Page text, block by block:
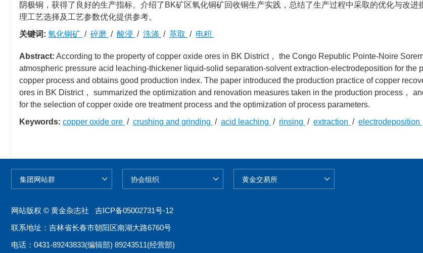
阴极铜，获得了良好的生产指标。介绍了BK矿区氧化铜矿回收铜生产实践，总结了生产过程中采取的优化与改进
理工艺选择及工艺参数优化提供参考。
关键词: 氧化铜矿 / 碎磨 / 酸浸 / 洗涤 / 萃取 / 电积
Abstract: According to the property of copper oxide ores in BK District， the Congo Republic Pointe-Noire
atmospheric pressure acid leaching-thickener liquid-solid separation-solvent extraction-electrodeposition for the
copper process and obtains good production index. The paper introduced the production practice of copper
ores in BK District， summarized the optimization and renovation measures taken in the production process，
for the selection of copper oxide ore treatment process and the optimization of process parameters.
Keywords: copper oxide ore / crushing and grinding / acid leaching / rinsing / extraction / electrodeposition
网站版权 © 黄金杂志社 吉ICP备05002731号-12
联系地址：吉林省长春市朝阳区南湖大路6760号
电话：0431-89243833(编辑部) 89243511(经营部)